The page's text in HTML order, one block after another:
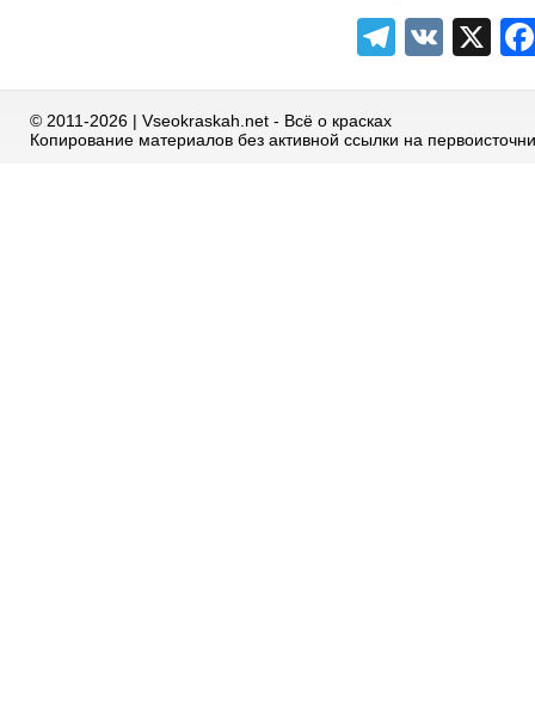
VK X
© 2011-2026 | Vseokraskah.net - Всё о красках
Копирование материалов без активной ссылки на